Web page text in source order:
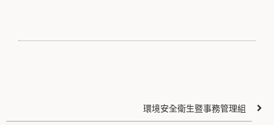
環境安全衛生暨事務管理組